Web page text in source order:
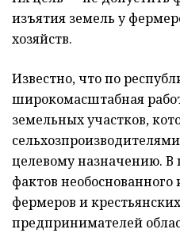
изъятия земель у
хозяйств.
Известно, что по
широкомасштабная
земельных участков,
целевому назначению.
фактов необоснованного
фермеров и
предпринимателей